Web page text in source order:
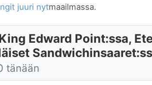
juuri nytmaailmassa.
Edward Point:ssa,
tänään